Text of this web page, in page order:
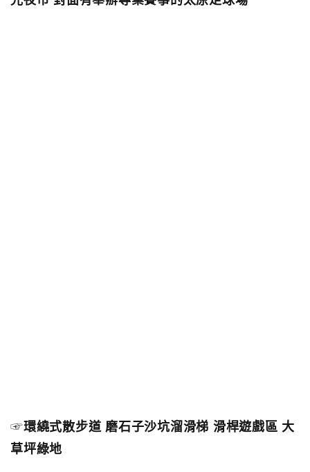
☞環繞式散步道 磨石子沙坑溜滑梯 滑桿遊戲區 大
草坪綠地